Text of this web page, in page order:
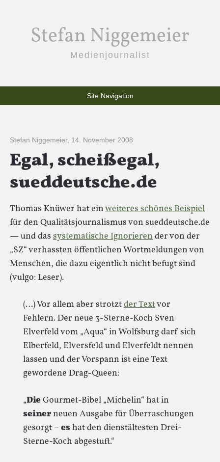
Stefan Niggemeier
Medienjournalist
Site Navigation
Stefan Niggemeier, 14. November 2008
Egal, scheißegal,
sueddeutsche.de
Thomas Knüwer hat einweiteres schönes Beispiel
für den Qualitätsjournalismus von sueddeutsche.de
— und das systematische Ignorierender von der
„SZ“ verhassten öffentlichen Wortmeldungen von
Menschen, die dazu eigentlich nicht befugt sind
(vulgo: Leser).
(…) Vor allem aber strotztder Textvor
Fehlern. Der neue 3-Sterne-Koch Sven
Elverfeld vom „Aqua“ in Wolfsburg darf sich
Elberfeld, Elversfeld und Elverfeldt nennen
lassen und der Vorspann ist eine Text
gewordene Drag-Queen:
„DieGourmet-Bibel „Michelin“ hat in
seinerneuen Ausgabe für Überraschungen
gesorgt – eshat den dienstältesten Drei-
Sterne-Koch abgestuft.“